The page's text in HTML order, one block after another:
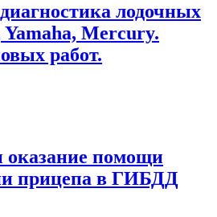
лодочных
Mercury.
работ.
оказание помощи
прицепа в ГИБДД